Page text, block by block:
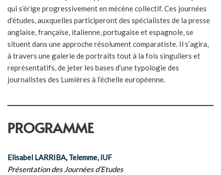
qui s’érige progressivement en mécène collectif. Ces journées
d’études, auxquelles participeront des spécialistes de la presse
anglaise, française, italienne, portugaise et espagnole, se
situent dans une approche résolument comparatiste. Il s’agira,
à travers une galerie de portraits tout à la fois singuliers et
représentatifs, de jeter les bases d’une typologie des
journalistes des Lumières à l’échelle européenne.
PROGRAMME
Elisabel LARRIBA, Telemme, IUF
Présentation des Journées d’Etudes